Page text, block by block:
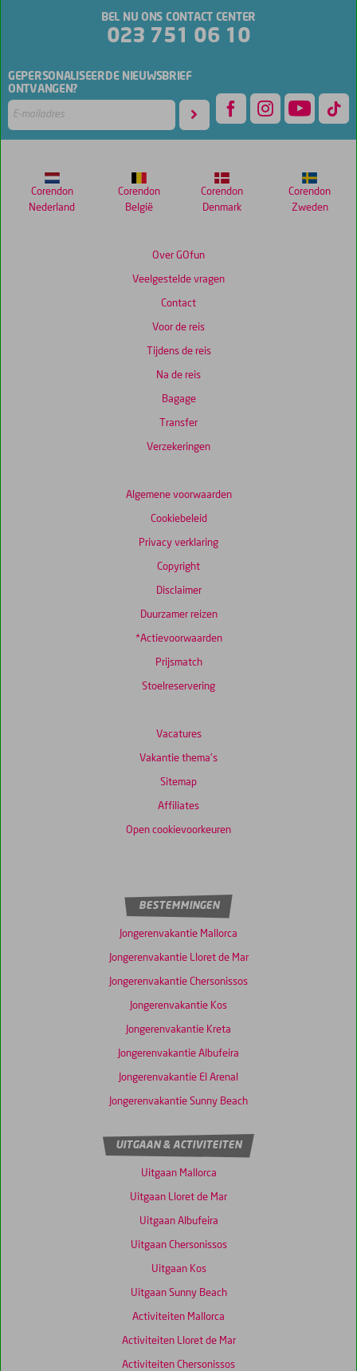
BEL NU ONS CONTACT CENTER
023 751 06 10
GEPERSONALISEERDE NIEUWSBRIEF
ONTVANGEN?
Over GOfun
Veelgestelde vragen
Contact
Voor de reis
Tijdens de reis
Na de reis
Bagage
Transfer
Verzekeringen
Algemene voorwaarden
Cookiebeleid
Privacy verklaring
Copyright
Disclaimer
Duurzamer reizen
*Actievoorwaarden
Prijsmatch
Stoelreservering
Vacatures
Vakantie thema's
Sitemap
Affiliates
Open cookievoorkeuren
Corendon
Nederland
Corendon
België
Corendon
Denmark
Corendon
Zweden
BESTEMMINGEN
Jongerenvakantie Mallorca
Jongerenvakantie Lloret de Mar
Jongerenvakantie Chersonissos
Jongerenvakantie Kos
Jongerenvakantie Kreta
Jongerenvakantie Albufeira
Jongerenvakantie El Arenal
Jongerenvakantie Sunny Beach
UITGAAN & ACTIVITEITEN
Uitgaan Mallorca
Uitgaan Lloret de Mar
Uitgaan Albufeira
Uitgaan Chersonissos
Uitgaan Kos
Uitgaan Sunny Beach
Activiteiten Mallorca
Activiteiten Lloret de Mar
Activiteiten Chersonissos